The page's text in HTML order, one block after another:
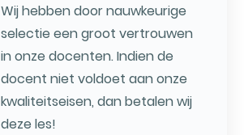
Wij hebben door nauwkeurige
selectie een groot vertrouwen
in onze docenten. Indien de
docent niet voldoet aan onze
kwaliteitseisen, dan betalen wij
deze les!